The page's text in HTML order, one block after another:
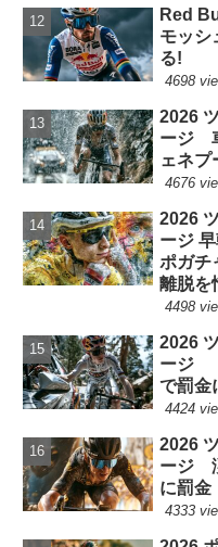
Red
モッシ
る!
4698
2026
ージ
ェネプ
4676
2026
ージ
ポガチ
離脱を
4498
2026
ージ
で罰金
4424
2026
ージ
に罰金
4333